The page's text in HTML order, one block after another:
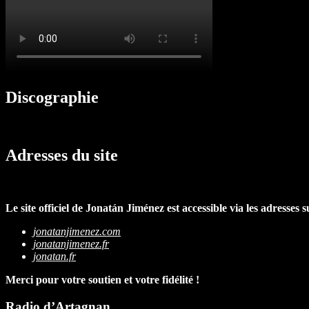
Discographie
Adresses du site
Le site officiel de Jonatán Jiménez est accessible via les adresses
jonatanjimenez.com
jonatanjimenez.fr
jonatan.fr
Merci pour votre soutien et votre fidélité !